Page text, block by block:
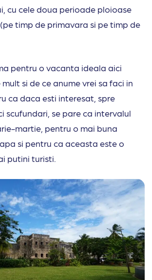
cu cele doua perioade ploioase
timp de primavara si pe timp de
pentru o vacanta ideala aici
si de ce anume vrei sa faci in
ca daca esti interesat, spre
scufundari, se pare ca intervalul
martie, pentru o mai buna
si pentru ca aceasta este o
putini turisti.